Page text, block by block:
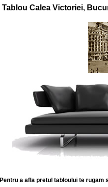
Tablou Calea Victoriei,
Pentru a afla pretul tabloului te rugam